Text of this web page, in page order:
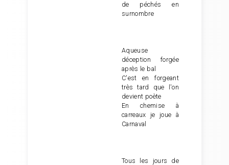
de péchés en
surnombre
Aqueuse
déception forgée
après le bal
C'est en forgeant
très tard que l'on
devient poète
En chemise à
carreaux je joue à
Carnaval
Tous les jours de